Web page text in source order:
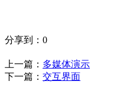
分享到： 0
上一篇： 多媒体演示
下一篇： 交互界面